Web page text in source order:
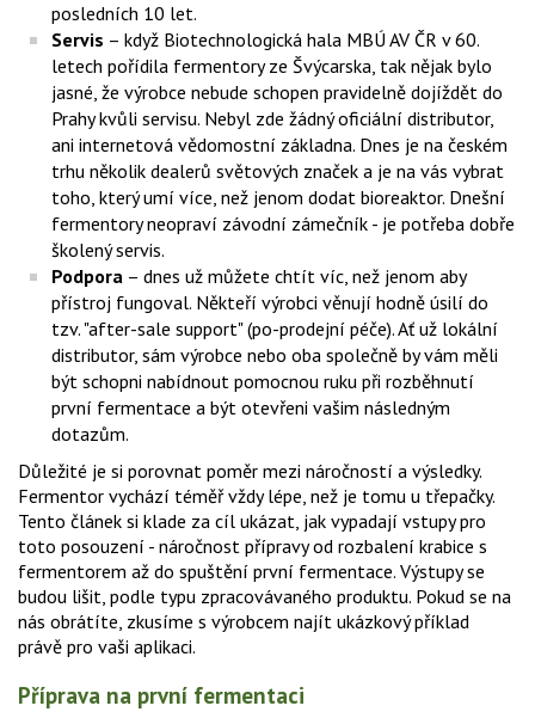
posledních 10 let.
Servis – když Biotechnologická hala MBÚ AV ČR v 60.
letech pořídila fermentory ze Švýcarska, tak nějak bylo
jasné, že výrobce nebude schopen pravidelně dojíždět do
Prahy kvůli servisu. Nebyl zde žádný oficiální distributor,
ani internetová vědomostní základna. Dnes je na českém
trhu několik dealerů světových značek a je na vás vybrat
toho, který umí více, než jenom dodat bioreaktor. Dnešní
fermentory neopraví závodní zámečník - je potřeba dobře
školený servis.
Podpora – dnes už můžete chtít víc, než jenom aby
přístroj fungoval. Někteří výrobci věnují hodně úsilí do
tzv. "after-sale support" (po-prodejní péče). Ať už lokální
distributor, sám výrobce nebo oba společně by vám měli
být schopni nabídnout pomocnou ruku při rozběhnutí
první fermentace a být otevřeni vašim následným
dotazům.
Důležité je si porovnat poměr mezi náročností a výsledky.
Fermentor vychází téměř vždy lépe, než je tomu u třepačky.
Tento článek si klade za cíl ukázat, jak vypadají vstupy pro
toto posouzení - náročnost přípravy od rozbalení krabice s
fermentorem až do spuštění první fermentace. Výstupy se
budou lišit, podle typu zpracovávaného produktu. Pokud se na
nás obrátíte, zkusíme s výrobcem najít ukázkový příklad
právě pro vaši aplikaci.
Příprava na první fermentaci